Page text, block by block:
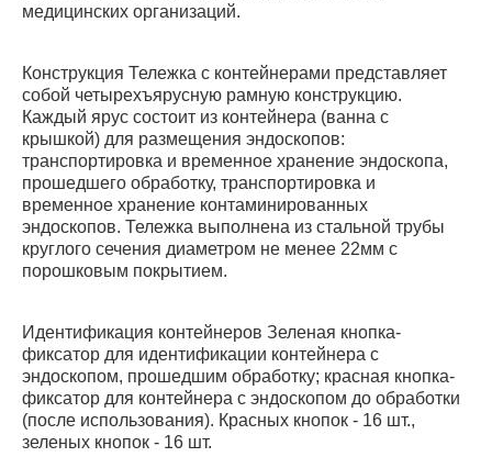
медицинских организаций.
Конструкция Тележка с контейнерами представляет
собой четырехъярусную рамную конструкцию.
Каждый ярус состоит из контейнера (ванна с
крышкой) для размещения эндоскопов:
транспортировка и временное хранение эндоскопа,
прошедшего обработку, транспортировка и
временное хранение контаминированных
эндоскопов. Тележка выполнена из стальной трубы
круглого сечения диаметром не менее 22мм с
порошковым покрытием.
Идентификация контейнеров Зеленая кнопка-
фиксатор для идентификации контейнера с
эндоскопом, прошедшим обработку; красная кнопка-
фиксатор для контейнера c эндоскопом до обработки
(после использования). Красных кнопок - 16 шт.,
зеленых кнопок - 16 шт.